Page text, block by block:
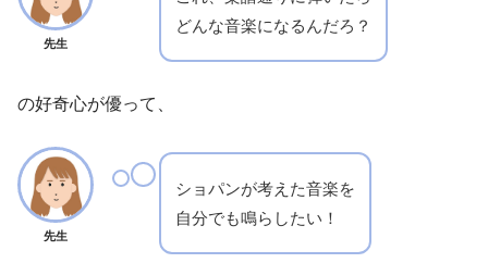
先生
どんな音楽になるんだろ？
の好奇心が優って、
先生
ショパンが考えた音楽を
自分でも鳴らしたい！